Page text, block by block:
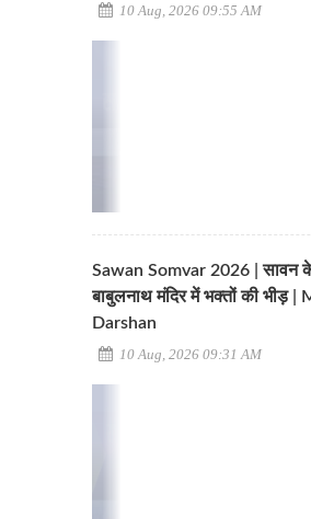
10 Aug, 2026 09:55 AM
Sawan Somvar 2026 | सावन
बाबुलनाथ मंदिर में भक्तों की भीड़ |
Darshan
10 Aug, 2026 09:31 AM